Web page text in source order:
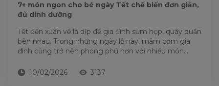
7+ món ngon cho bé ngày Tết chế biến đơn giản,
đủ dinh dưỡng
Tết đến xuân về là dịp để gia đình sum họp, quây quần
bên nhau. Trong những ngày lễ này, mâm cơm gia
đình cũng trở nên phong phú hơn với nhiều món...
10/02/2026 3137